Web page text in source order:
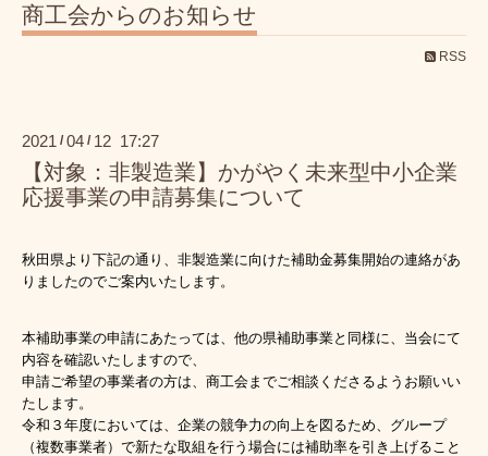
商工会からのお知らせ
RSS
2021 / 04 / 12 17:27
【対象：非製造業】かがやく未来型中小企業
応援事業の申請募集について
秋田県より下記の通り、非製造業に向けた補助金募集開始の連絡があ
りましたのでご案内いたします。
本補助事業の申請にあたっては、他の県補助事業と同様に、当会にて
内容を確認いたしますので、
申請ご希望の事業者の方は、商工会までご相談くださるようお願いい
たします。
令和３年度においては、企業の競争力の向上を図るため、グループ
（複数事業者）で新たな取組を行う場合には補助率を引き上げること